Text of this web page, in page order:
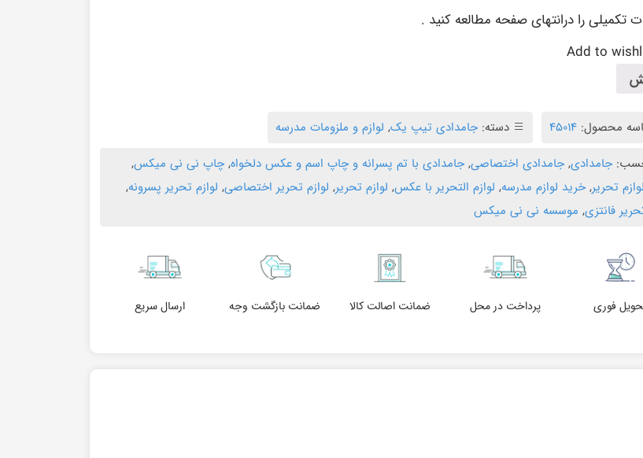
تکمیلیرا درانتهای صفحه مطالعه کنید .
Add to
محصول: ۴۵۰۱۴ دسته: جامدادی تیپ یک, لوازم و ملزومات مدرسه
جامدادی, جامدادی اختصاصی, جامدادی با تم پسرانه و چاپ اسم و عکس دلخواه, چاپ نی نی میکس,
تحریر, خرید لوازم مدرسه, لوازم التحریر با عکس, لوازم تحریر, لوازم تحریر اختصاصی, لوازم تحریر پسرونه,
فانتزی, موسسه نی نی میکس
فوری پرداخت در محل ضمانت اصالت کالا ضمانت بازگشت وجه ارسال سریع